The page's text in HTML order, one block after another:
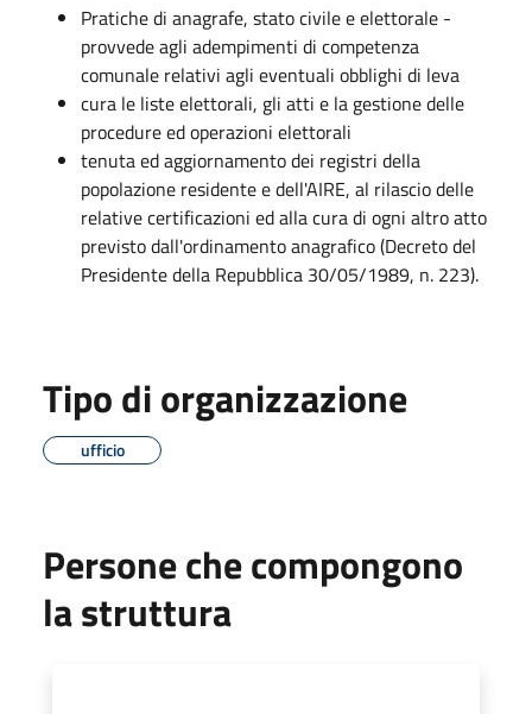
Pratiche di anagrafe, stato civile e elettorale -
provvede agli adempimenti di competenza
comunale relativi agli eventuali obblighi di leva
cura le liste elettorali, gli atti e la gestione delle
procedure ed operazioni elettorali
tenuta ed aggiornamento dei registri della
popolazione residente e dell'AIRE, al rilascio delle
relative certificazioni ed alla cura di ogni altro atto
previsto dall'ordinamento anagrafico (Decreto del
Presidente della Repubblica 30/05/1989, n. 223).
Tipo di organizzazione
ufficio
Persone che compongono
la struttura